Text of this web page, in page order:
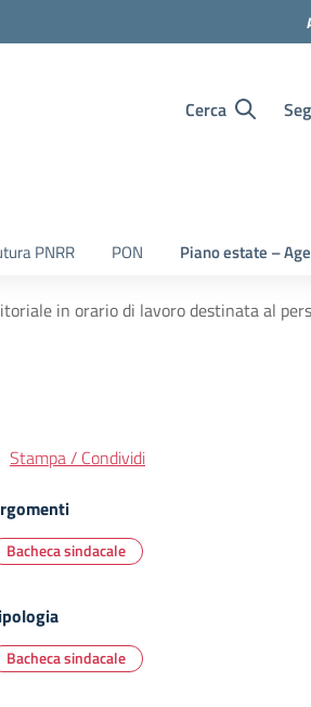
Cerca
PNRR PON Piano estate –
in orario di lavoro destinata al
Stampa / Condividi
Bacheca sindacale
Bacheca sindacale